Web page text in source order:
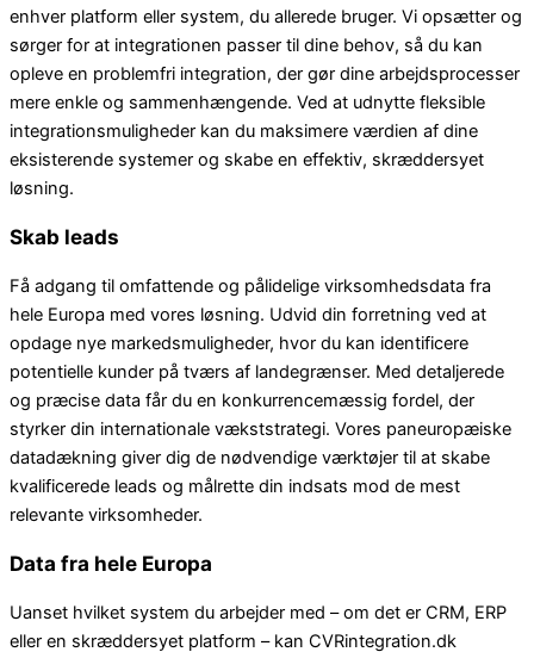
enhver platform eller system, du allerede bruger. Vi opsætter og
sørger for at integrationen passer til dine behov, så du kan
opleve en problemfri integration, der gør dine arbejdsprocesser
mere enkle og sammenhængende. Ved at udnytte fleksible
integrationsmuligheder kan du maksimere værdien af dine
eksisterende systemer og skabe en effektiv, skræddersyet
løsning.
Skab leads
Få adgang til omfattende og pålidelige virksomhedsdata fra
hele Europa med vores løsning. Udvid din forretning ved at
opdage nye markedsmuligheder, hvor du kan identificere
potentielle kunder på tværs af landegrænser. Med detaljerede
og præcise data får du en konkurrencemæssig fordel, der
styrker din internationale vækststrategi. Vores paneuropæiske
datadækning giver dig de nødvendige værktøjer til at skabe
kvalificerede leads og målrette din indsats mod de mest
relevante virksomheder.
Data fra hele Europa
Uanset hvilket system du arbejder med – om det er CRM, ERP
eller en skræddersyet platform – kan CVRintegration.dk